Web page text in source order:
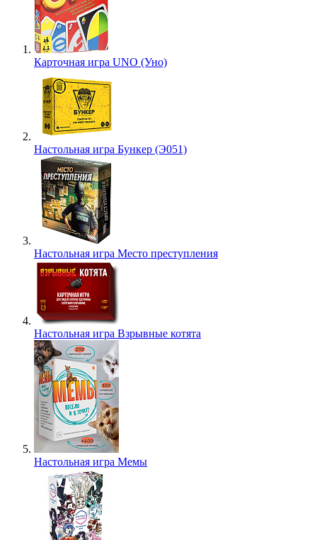
Карточная игра UNO (Уно)
Настольная игра Бункер (Э051)
Настольная игра Место преступления
Настольная игра Взрывные котята
Настольная игра Мемы